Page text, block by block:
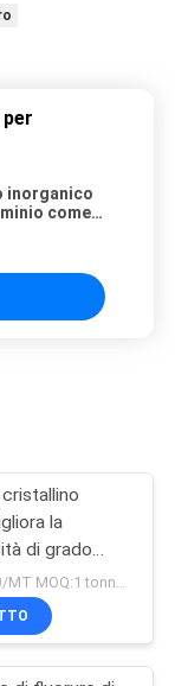
inorganico
come
la
di grado
$1150-1500/MT MOQ:1 tonnellata